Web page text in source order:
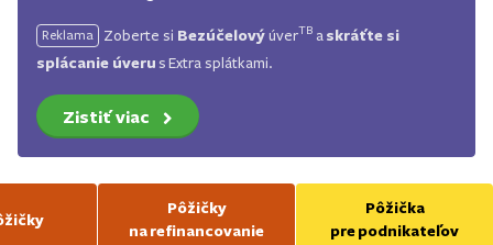
Reklama Zoberte si BezúčelovýúverTB askráťte si
splácanie úveru s Extra splátkami.
Zistiť viac
Pôžičky
na refinancovanie
Pôžička
pre podnikateľov